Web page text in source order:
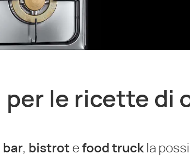
per le ricette di
bar, bistrot e food truck la